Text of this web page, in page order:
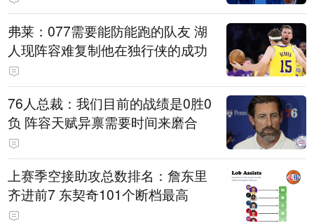
弗莱：077需要能防能跑的队友 湖
人现阵容难复制他在独行侠的成功
76人总裁：我们目前的战绩是0胜0
负 阵容天赋异禀需要时间来磨合
上赛季空接助攻总数排名：詹东里
齐进前7 东契奇101个断档最高